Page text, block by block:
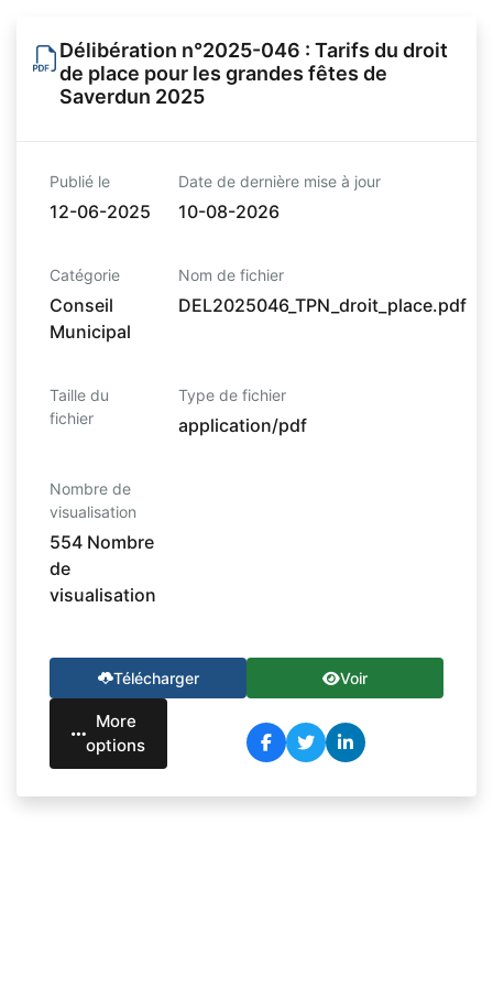
Délibération n°2025-046 : Tarifs du droit
de place pour les grandes fêtes de
Saverdun 2025
Publié le
12-06-2025
Date de dernière mise à jour
10-08-2026
Catégorie
Conseil
Municipal
Nom de fichier
DEL2025046_TPN_droit_place.pdf
Taille du
fichier
Type de fichier
application/pdf
Nombre de
visualisation
554 Nombre
de
visualisation
Télécharger Voir
More
options